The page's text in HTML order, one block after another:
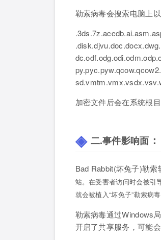
勒索病毒会搜索电脑上
加密文件后会在系统根
二.事件影响面 ：
Bad Rabbit(坏兔子)勒索
站。在受害者访问时会被引
就会被植入“坏兔子”勒索病毒
勒索病毒通过Windows
开启了共享服务 ，可能